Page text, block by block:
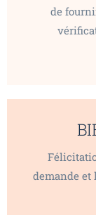
de
demande et